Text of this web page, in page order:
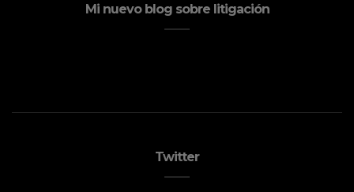
Mi nuevo blog sobre litigación
Twitter